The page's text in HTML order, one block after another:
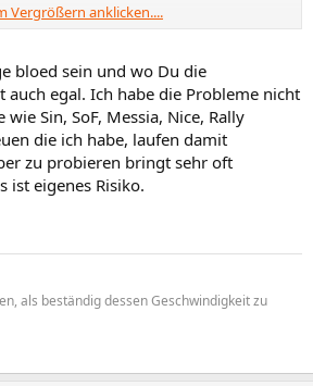
Vergrößern anklicken....
bloed sein und wo Du die
auch egal. Ich habe die Probleme nicht
Sin, SoF, Messia, Nice, Rally
die ich habe, laufen damit
zu probieren bringt sehr oft
ist eigenes Risiko.
als beständig dessen Geschwindigkeit zu